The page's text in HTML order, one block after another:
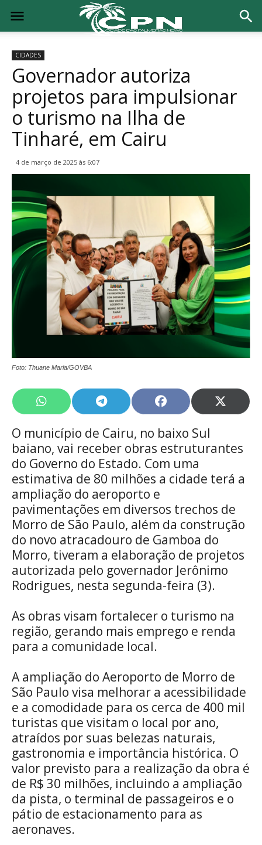
CIDADES
Governador autoriza
projetos para impulsionar
o turismo na Ilha de
Tinharé, em Cairu
4 de março de 2025 às 6:07
Foto: Thuane Maria/GOVBA
Share
on
WhatsApp
Share
on
Telegram
Share
on
Facebook
Share
on
O município de Cairu, no baixo Sul
baiano, vai receber obras estruturantes
do Governo do Estado. Com uma
estimativa de 80 milhões a cidade terá a
ampliação do aeroporto e
pavimentações em diversos trechos de
Morro de São Paulo, além da construção
do novo atracadouro de Gamboa do
Morro, tiveram a elaboração de projetos
autorizada pelo governador Jerônimo
Rodrigues, nesta segunda-feira (3).
As obras visam fortalecer o turismo na
região, gerando mais emprego e renda
para a comunidade local.
A ampliação do Aeroporto de Morro de
São Paulo visa melhorar a acessibilidade
e a comodidade para os cerca de 400 mil
turistas que visitam o local por ano,
atraídos por suas belezas naturais,
gastronomia e importância histórica. O
valor previsto para a realização da obra é
de R$ 30 milhões, incluindo a ampliação
da pista, o terminal de passageiros e o
pátio de estacionamento para as
aeronaves.